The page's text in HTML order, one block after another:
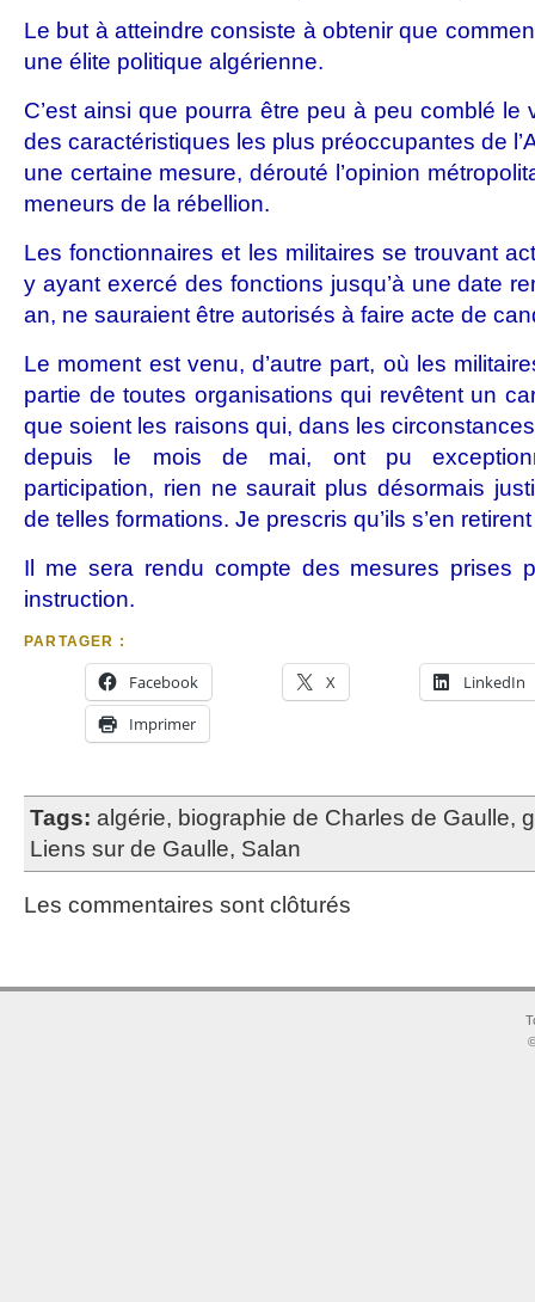
Le but à atteindre consiste à obtenir que
une élite politique algérienne.
C’est ainsi que pourra être peu à peu comblé le
des caractéristiques les plus préoccupantes de
une certaine mesure, dérouté l’opinion
meneurs de la rébellion.
Les fonctionnaires et les militaires se trouvant
y ayant exercé des fonctions jusqu’à une date
an, ne sauraient être autorisés à faire acte de
Le moment est venu, d’autre part, où les
partie de toutes organisations qui revêtent un
que soient les raisons qui, dans les circonstances
depuis le mois de mai, ont pu
participation, rien ne saurait plus désormais
de telles formations. Je prescris qu’ils s’en
Il me sera rendu compte des mesures prises
instruction.
PARTAGER :
Facebook X
LinkedIn
Imprimer
Tags: algérie, biographie de Charles de Gaulle,
Liens sur de Gaulle, Salan
Les commentaires sont clôturés